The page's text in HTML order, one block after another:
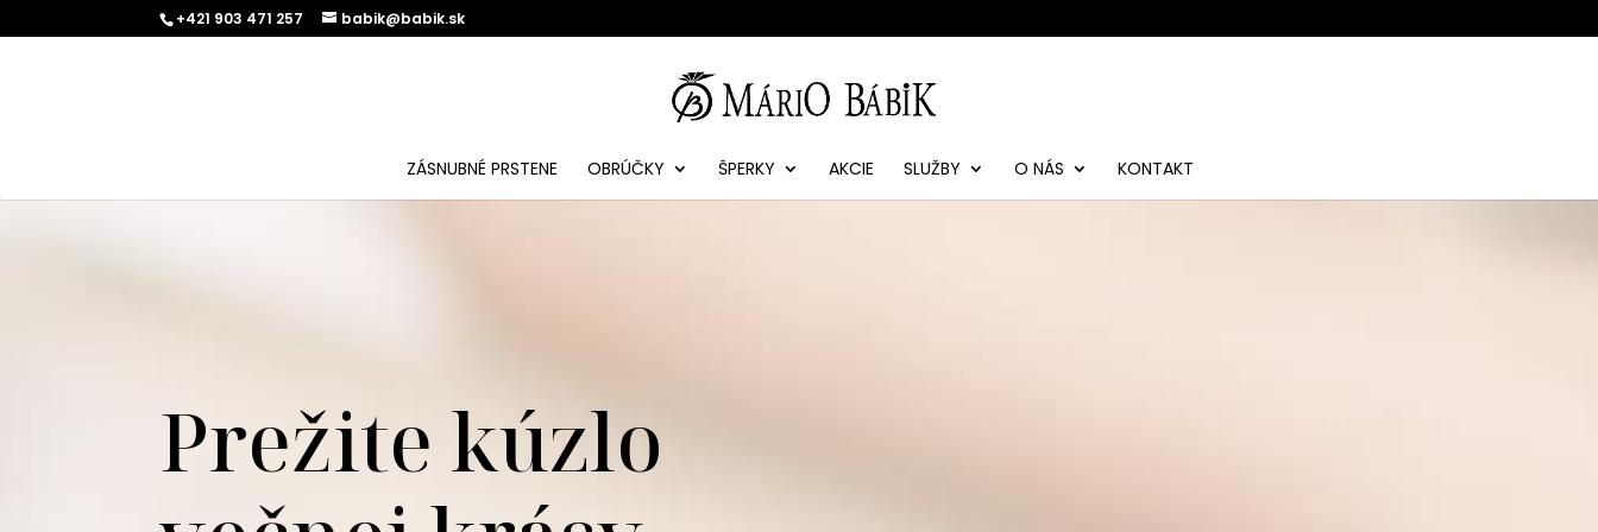
+421 903 471 257 babik@babik.sk
ZÁSNUBNÉ PRSTENE OBRÚČKY ŠPERKY AKCIE SLUŽBY O NÁS KONTAKT
Prežite kúzlo